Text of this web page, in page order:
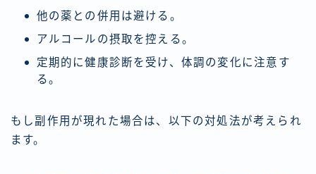
他の薬との併用は避ける。
アルコールの摂取を控える。
定期的に健康診断を受け、体調の変化に注意す
る。
もし副作用が現れた場合は、以下の対処法が考えられ
ます。